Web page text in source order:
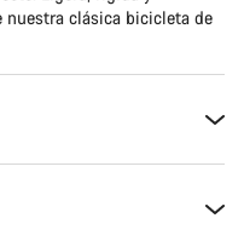
nuestra clásica bicicleta de